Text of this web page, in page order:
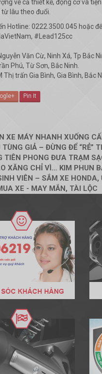
về cả thiết kế, động cơ và
lâu theo đuổi.
Hotline: 0222.3500.045 hoặc
#Lead125cc
Văn Cừ, Ninh Xá, Tp Bắc
Phú, Từ Sơn, Bắc Ninh.
Thị trấn Gia Bình, Gia Bình, Bắc
Pin It
XE MÁY NHANH XUỐNG
GIẢ – ĐỪNG ĐỂ “RẺ”
TIÊN PHONG ĐƯA TRẠM
XĂNG CHỈ VÌ… KIM PHUN
VIÊN – SẮM XE
XE - MAY MẮN, TÀI LỘC